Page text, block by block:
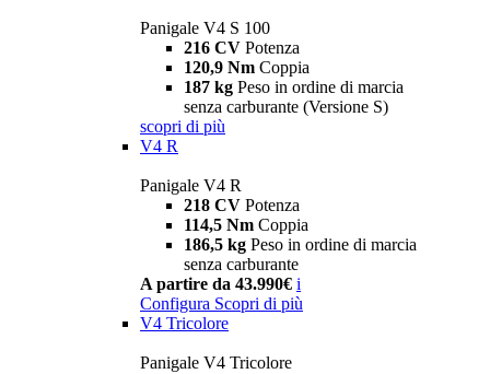
Panigale V4 S 100
216 CV Potenza
120,9 Nm Coppia
187 kg Peso in ordine di marcia
senza carburante (Versione S)
scopri di più
V4 R
Panigale V4 R
218 CV Potenza
114,5 Nm Coppia
186,5 kg Peso in ordine di marcia
senza carburante
A partire da 43.990€ i
Configura Scopri di più
V4 Tricolore
Panigale V4 Tricolore